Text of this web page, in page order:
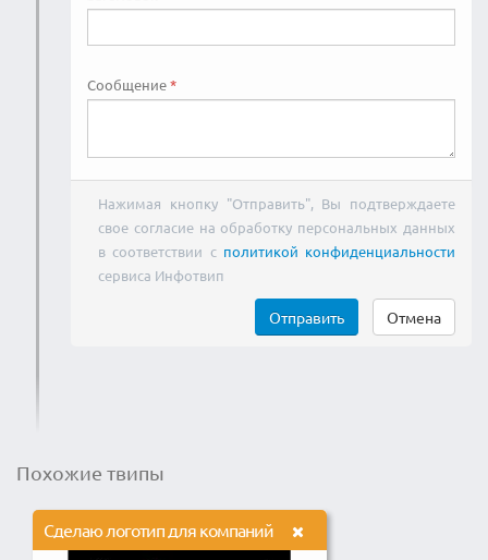
Сообщение
Нажимая кнопку "Отправить", Вы подтверждаете
свое согласие на обработку персональных данных
в соответствии с политикой конфиденциальности
сервиса Инфотвип
Отправить Отмена
Похожие твипы
Сделаю логотип для компаний